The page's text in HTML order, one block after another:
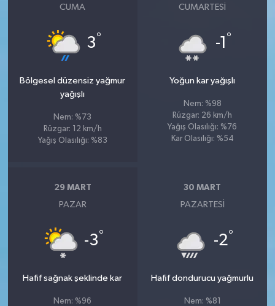
CUMA
3°
Bölgesel düzensiz yağmur
yağışlı
Nem: %73
Rüzgar: 12 km/h
Yağış Olasılığı: %83
CUMARTESI
-1 °
Yoğun kar yağışlı
Nem: %98
Rüzgar: 26 km/h
Yağış Olasılığı: %76
Kar Olasılığı: %54
29 MART
PAZAR
-3°
Hafif sağnak şeklinde kar
Nem: %96
30 MART
PAZARTESI
-2°
Hafif dondurucu yağmurlu
Nem: %81